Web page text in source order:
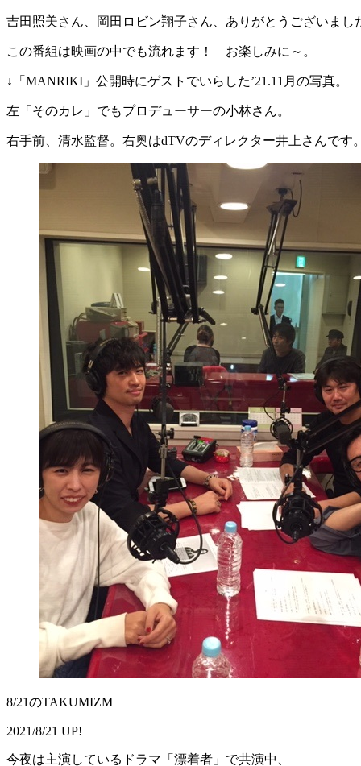
吉田照美さん、岡田ロビン翔子さん、ありがとうございまし
この番組は映画の中でも流れます！ お楽しみに～。
↓「MANRIKI」公開時にゲストでいらした’21.11月の写真。
左「そのカレ」でもプロデューサーの小林さん。
右手前、清水監督。右奥はdTVのディレクター井上さんです
8/21のTAKUMIZM
2021/8/21 UP!
今夜は主演しているドラマ「漂着者」で共演中、